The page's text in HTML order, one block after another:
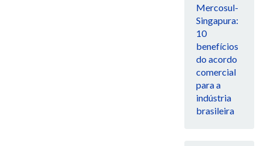
Mercosul-
Singapura:
10
benefícios
do acordo
comercial
para a
indústria
brasileira